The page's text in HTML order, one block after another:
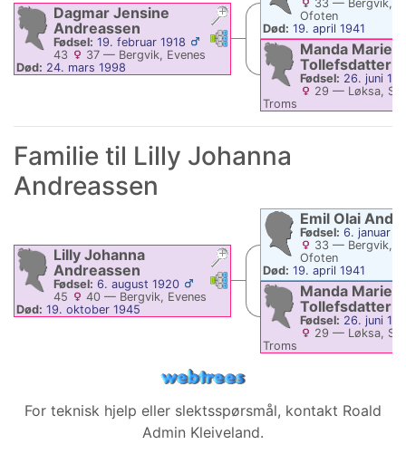
LinkerLinker
Dagmar Jensine
Andreassen
Fødsel: 19. februar 1918
43
37— Bergvik, Evenes
Død: 24. mars 1998
33— Bergvik,
Ofoten
Død: 19. april 1941
Manda Marie
Tollefsdatter
Fødsel: 26. juni
29 — Løksa,
Troms
Familie til Lilly Johanna
Andreassen
LinkerLinker
Lilly Johanna
Andreassen
Fødsel: 6. august 1920
45
40— Bergvik, Evenes
Død: 19. oktober 1945
Emil Olai
Fødsel: 6. januar
33— Bergvik,
Ofoten
Død: 19. april 1941
Manda Marie
Tollefsdatter
Fødsel: 26. juni
29 — Løksa,
Troms
For teknisk hjelp eller slektsspørsmål, kontakt Roald
Admin Kleiveland.